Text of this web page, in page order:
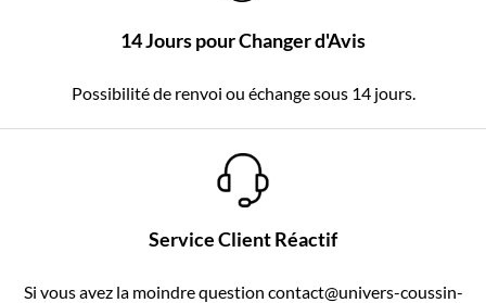
14 Jours pour Changer d'Avis
Possibilité de renvoi ou échange sous 14 jours.
Service Client Réactif
Si vous avez la moindre question contact@univers-coussin-